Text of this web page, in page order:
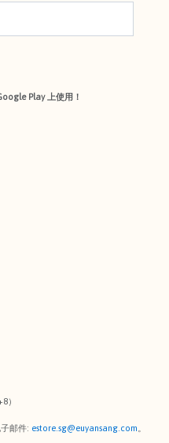
Play 上使用！
）
邮件: estore.sg@euyansang.com